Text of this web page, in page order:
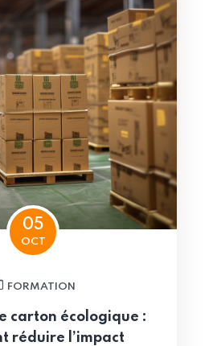
05
OCT
FORMATION
carton écologique :
réduire l’impact